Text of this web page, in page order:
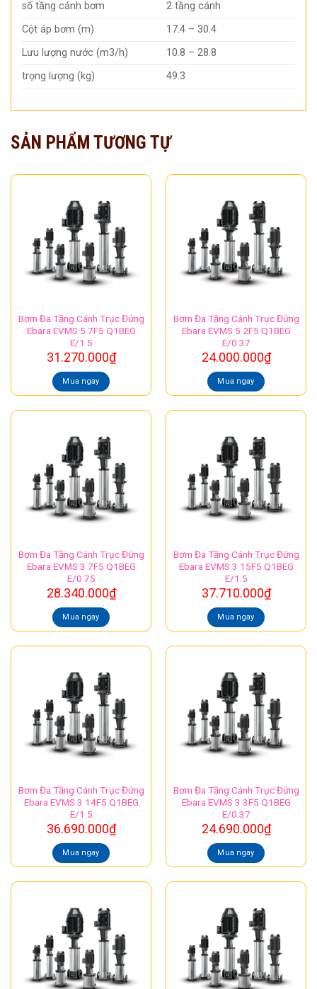
số tầng cánh bơm
2 tầng cánh
Cột áp bơm (m)
17.4 – 30.4
Lưu lượng nước (m3/h)
10.8 – 28.8
trọng lượng (kg)
49.3
SẢN PHẨM TƯƠNG TỰ
Bơm Đa Tầng Cánh Trục Đứng
Ebara EVMS 5 7F5 Q1BEG
E/1.5
31.270.000₫
Mua ngay
Bơm Đa Tầng Cánh Trục Đứng
Ebara EVMS 5 2F5 Q1BEG
E/0.37
24.000.000₫
Mua ngay
Bơm Đa Tầng Cánh Trục Đứng
Ebara EVMS 3 7F5 Q1BEG
E/0.75
28.340.000₫
Mua ngay
Bơm Đa Tầng Cánh Trục Đứng
Ebara EVMS 3 15F5 Q1BEG
E/1.5
37.710.000₫
Mua ngay
Bơm Đa Tầng Cánh Trục Đứng
Ebara EVMS 3 14F5 Q1BEG
E/1.5
36.690.000₫
Mua ngay
Bơm Đa Tầng Cánh Trục Đứng
Ebara EVMS 3 3F5 Q1BEG
E/0.37
24.690.000₫
Mua ngay